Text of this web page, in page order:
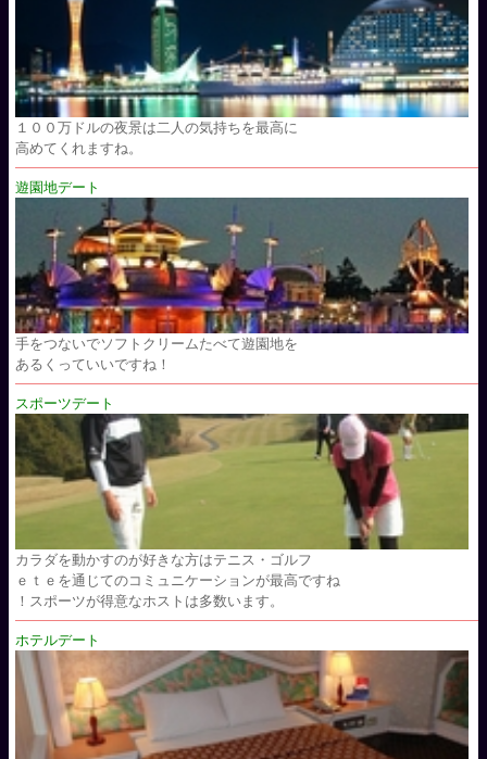
１００万ドルの夜景は二人の気持ちを最高に
高めてくれますね。
遊園地デート
手をつないでソフトクリームたべて遊園地を
あるくっていいですね！
スポーツデート
カラダを動かすのが好きな方はテニス・ゴルフ
ｅｔｅを通じてのコミュニケーションが最高ですね
！スポーツが得意なホストは多数います。
ホテルデート